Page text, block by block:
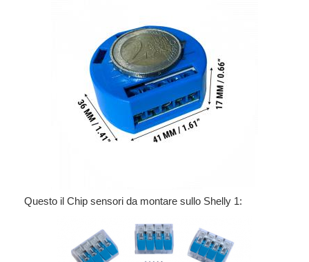
Questo il Chip sensori da montare sullo Shelly 1: